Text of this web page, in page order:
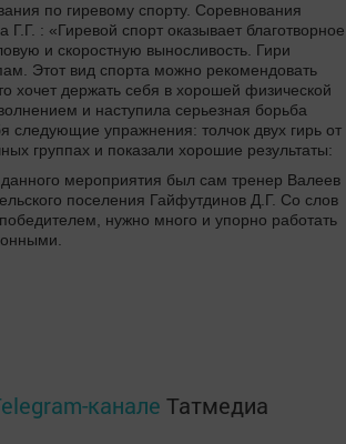
по гиревому спорту. Соревнования
Г.Г. : «Гиревой спорт оказывает
и скоростную выносливость. Гири
Этот вид спорта можно рекомендовать
хочет держать себя в хорошей физической
и наступила серьезная борьба
следующие упражнения: толчок двух гирь от
группах и показали хорошие результаты:
мероприятия был сам тренер Валеев
поселения Гайфутдинов Д.Г. Со слов
нужно много и упорно работать
канале Татмедиа